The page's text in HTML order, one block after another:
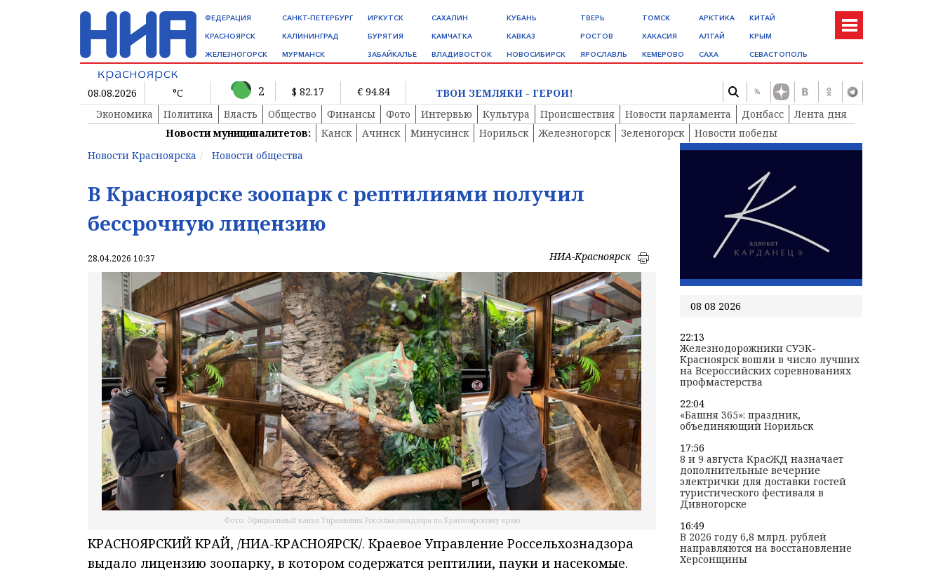
ФЕДЕРАЦИЯ
КРАСНОЯРСК
ЖЕЛЕЗНОГОРСК
САНКТ-ПЕТЕРБУРГ
КАЛИНИНГРАД
МУРМАНСК
ИРКУТСК
БУРЯТИЯ
ЗАБАЙКАЛЬЕ
САХАЛИН
КАМЧАТКА
ВЛАДИВОСТОК
КУБАНЬ
КАВКАЗ
НОВОСИБИРСК
ТВЕРЬ
РОСТОВ
ЯРОСЛАВЛЬ
ТОМСК
ХАКАСИЯ
КЕМЕРОВО
АРКТИКА
АЛТАЙ
САХА
КИТАЙ
КРЫМ
СЕВАСТОПОЛЬ
08.08.2026 °C 2 $ 82.17 € 94.84
ТВОИ ЗЕМЛЯКИ - ГЕРОИ!
Экономика
Политика Власть Общество Финансы Фото Интервью Культура Происшествия Новости парламента Донбасс
Лента дня
Новости муниципалитетов:
Канск Ачинск Минусинск Норильск Железногорск Зеленогорск
Новости победы
Новости Красноярска
Новости общества
В Красноярске зоопарк с рептилиями получил
бессрочную лицензию
28.04.2026 10:37 НИА-Красноярск
Фото: Официальный канал Управления Россельхознадзора по Красноярскому краю
КРАСНОЯРСКИЙ КРАЙ, /НИА-КРАСНОЯРСК/. Краевое Управление Россельхознадзора
выдало лицензию зоопарку, в котором содержатся рептилии, пауки и насекомые.
08 08 2026
22:13
Железнодорожники СУЭК-
Красноярск вошли в число лучших
на Всероссийских соревнованиях
профмастерства
22:04
«Башня 365»: праздник,
объединяющий Норильск
17:56
8 и 9 августа КрасЖД назначает
дополнительные вечерние
электрички для доставки гостей
туристического фестиваля в
Дивногорске
16:49
В 2026 году 6,8 млрд. рублей
направляются на восстановление
Херсонщины